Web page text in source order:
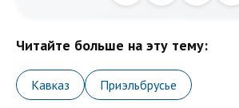
Читайте больше на эту тему:
Кавказ Приэльбрусье